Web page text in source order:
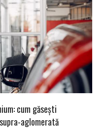
cum găsești
aglomerată